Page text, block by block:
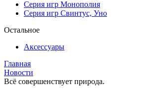
Серия игр Монополия
Серия игр Свинтус, Уно
Остальное
Аксессуары
Главная
Новости
Всё совершенствует природа.